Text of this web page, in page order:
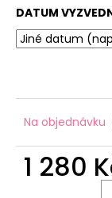
DATUM
Na objednávku
1 280